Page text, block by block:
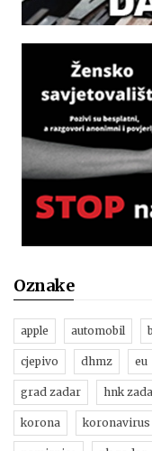
Oznake
apple automobil
cjepivo dhmz eu
grad zadar hnk
korona koronavirus